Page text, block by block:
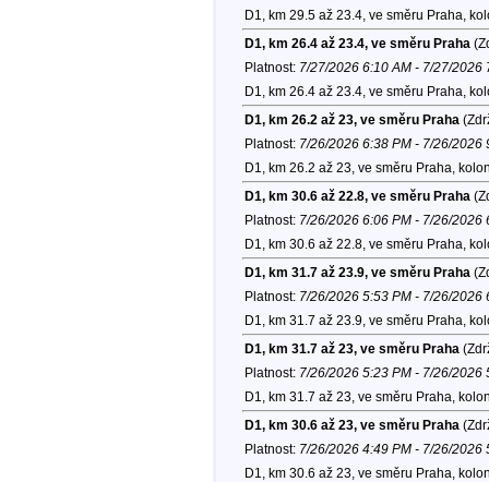
D1, km 29.5 až 23.4, ve směru Praha,
D1, km 26.4 až 23.4, ve směru Praha
Platnost: 7/27/2026 6:10 AM - 7/27/2026
D1, km 26.4 až 23.4, ve směru Praha,
D1, km 26.2 až 23, ve směru Praha
Platnost: 7/26/2026 6:38 PM - 7/26/2026
D1, km 26.2 až 23, ve směru Praha,
D1, km 30.6 až 22.8, ve směru Praha
Platnost: 7/26/2026 6:06 PM - 7/26/2026
D1, km 30.6 až 22.8, ve směru Praha,
D1, km 31.7 až 23.9, ve směru Praha
Platnost: 7/26/2026 5:53 PM - 7/26/2026
D1, km 31.7 až 23.9, ve směru Praha,
D1, km 31.7 až 23, ve směru Praha
Platnost: 7/26/2026 5:23 PM - 7/26/2026
D1, km 31.7 až 23, ve směru Praha,
D1, km 30.6 až 23, ve směru Praha
Platnost: 7/26/2026 4:49 PM - 7/26/2026
D1, km 30.6 až 23, ve směru Praha,